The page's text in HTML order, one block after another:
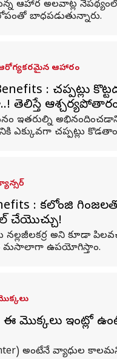
ఆహార అలవాట్ల
బాధపడుతున్నారు.
ఆహారం
: చప్పట్లు
తెలిస్తే
ఇతరుల్ని
ఎక్కువగా చప్పట్లు
: కలోంజి
చేయొచ్చు!
నల్లజీలకర్ర అని కూడా
మసాలాగా ఉపయోగిస్తాం.
ఈ మొక్కలు ఇంట్లో
అంటేనే వ్యాధుల